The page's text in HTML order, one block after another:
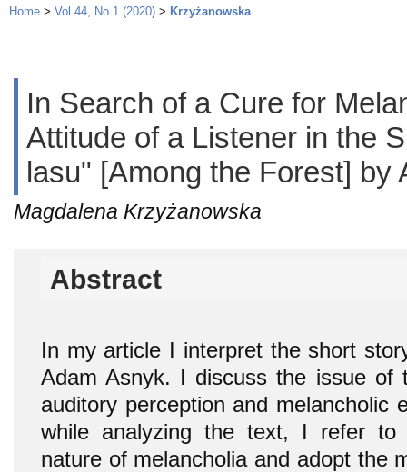
Home > Vol 44, No 1 (2020) > Krzyżanowska
In Search of a Cure for
Attitude of a Listener in the
lasu" [Among the Forest] by
Magdalena Krzyżanowska
Abstract
In my article I interpret the short
Adam Asnyk. I discuss the issue of
auditory perception and melancholic
while analyzing the text, I refer to
nature of melancholia and adopt the